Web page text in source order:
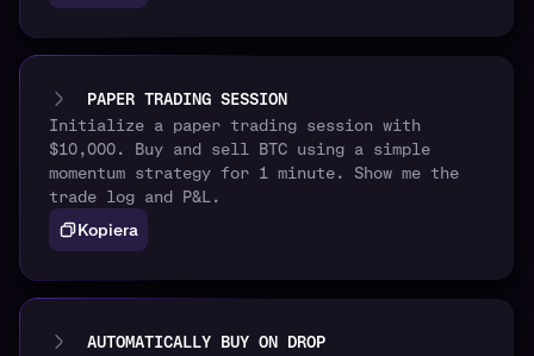
PAPER TRADING SESSION
Initialize a paper trading session with
$10,000. Buy and sell BTC using a simple
momentum strategy for 1 minute. Show me the
trade log and P&L.
Kopiera
AUTOMATICALLY BUY ON DROP